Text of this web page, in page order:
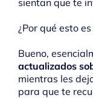
¿Por qué esto
Bueno,
actualizados
mientras les
para que te